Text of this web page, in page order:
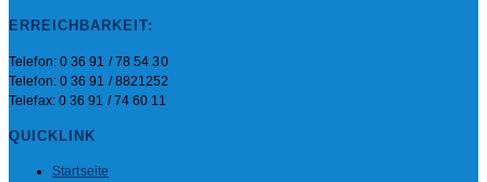
ERREICHBARKEIT:
Telefon: 0 36 91 / 78 54 30
Telefon: 0 36 91 / 8821252
Telefax: 0 36 91 / 74 60 11
QUICKLINK
Startseite